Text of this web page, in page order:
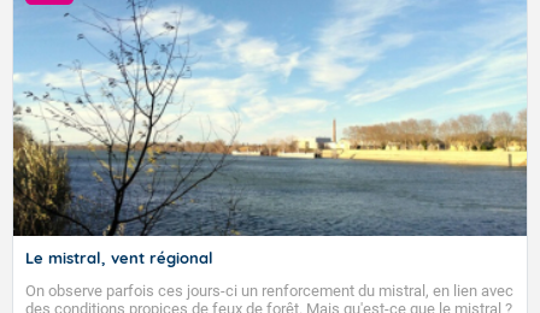
Le mistral, vent régional
On observe parfois ces jours-ci un renforcement du mistral, en lien avec
des conditions propices de feux de forêt. Mais qu'est-ce que le mistral ?